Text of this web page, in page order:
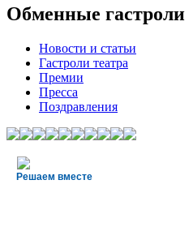
Обменные гастроли
Новости и статьи
Гастроли театра
Премии
Пресса
Поздравления
Решаем вместе